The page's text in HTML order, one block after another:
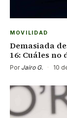
MOVILIDAD
Demasiada
16: Cuáles
Por Jairo G. · 10